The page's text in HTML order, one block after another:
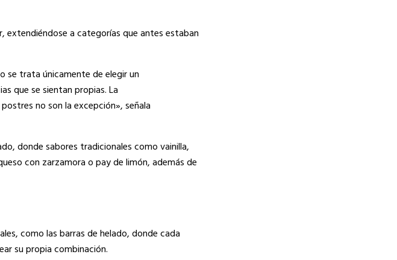
extendiéndose a categorías que antes estaban
se trata únicamente de elegir un
que se sientan propias. La
no son la excepción», señala
donde sabores tradicionales como vainilla,
con zarzamora o pay de limón, además de
como las barras de helado, donde cada
su propia combinación.